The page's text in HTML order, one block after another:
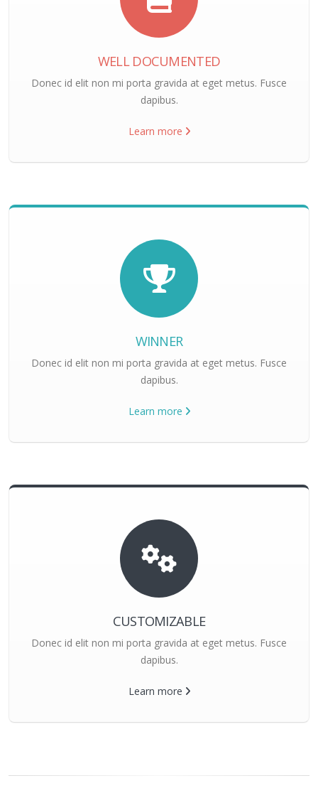
WELL DOCUMENTED
Donec id elit non mi porta gravida at eget metus. Fusce
dapibus.
Learn more
WINNER
Donec id elit non mi porta gravida at eget metus. Fusce
dapibus.
Learn more
CUSTOMIZABLE
Donec id elit non mi porta gravida at eget metus. Fusce
dapibus.
Learn more